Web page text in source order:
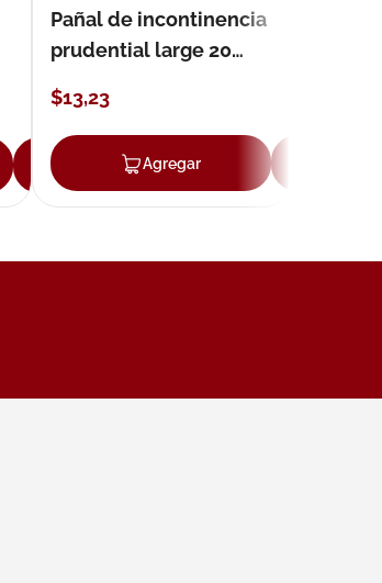
Agregar
Pañal de incontinencia
prudential large 20
$13,23
Agregar